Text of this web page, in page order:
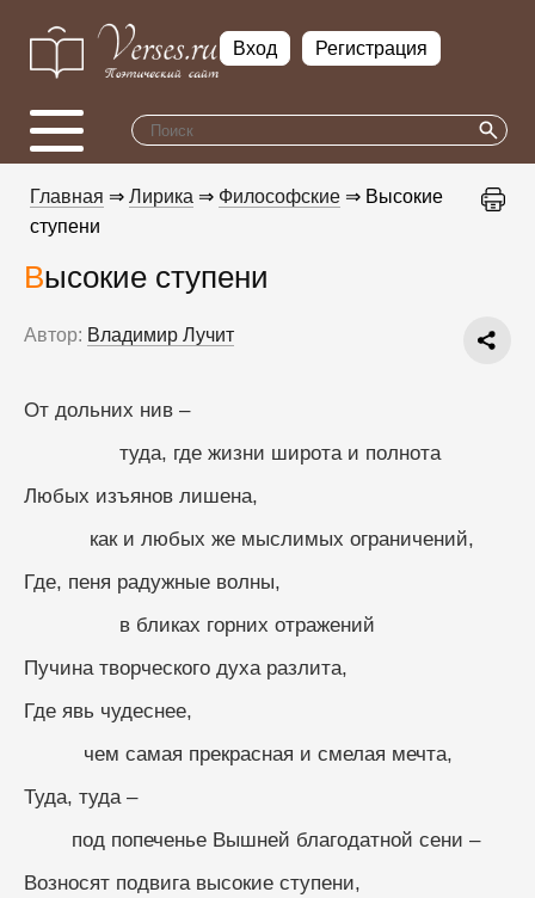
Вход Регистрация
Главная ⇒ Лирика ⇒ Философские ⇒ Высокие
ступени
Высокие ступени
Автор: Владимир Лучит
От дольних нив –
                туда, где жизни широта и полнота
Любых изъянов лишена,
           как и любых же мыслимых ограничений,
Где, пеня радужные волны,
                в бликах горних отражений
Пучина творческого духа разлита,
Где явь чудеснее,
          чем самая прекрасная и смелая мечта,
Туда, туда –
        под попеченье Вышней благодатной сени –
Возносят подвига высокие ступени,